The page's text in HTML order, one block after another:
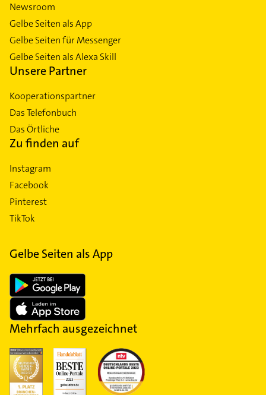
Newsroom
Gelbe Seiten als App
Gelbe Seiten für Messenger
Gelbe Seiten als Alexa Skill
Unsere Partner
Kooperationspartner
Das Telefonbuch
Das Örtliche
Zu finden auf
Instagram
Facebook
Pinterest
TikTok
Gelbe Seiten als App
Mehrfach ausgezeichnet